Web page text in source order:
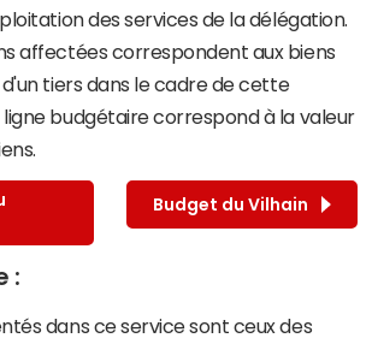
des services de la délégation.
affectées correspondent aux biens
d'un tiers dans le cadre de cette
budgétaire correspond à la valeur
Budget du Vilhain
:
dans ce service sont ceux des